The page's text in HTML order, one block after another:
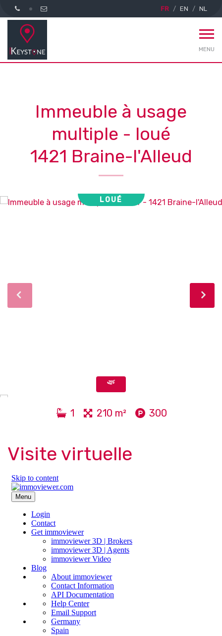
FR EN NL
MENU
Immeuble à usage
multiple - loué
1421 Braine-l'Alleud
LOUÉ
1 210 m² 300
Visite virtuelle